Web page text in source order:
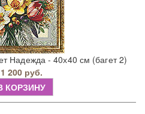
Надежда - 40х40 см (багет 2)
1 200 руб.
КОРЗИНУ